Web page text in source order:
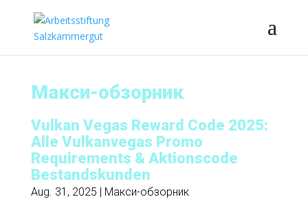
Макси-обзорник
Vulkan Vegas Reward Code 2025:
Alle Vulkanvegas Promo
Requirements & Aktionscode
Bestandskunden
Aug. 31, 2025 | Макси-обзорник